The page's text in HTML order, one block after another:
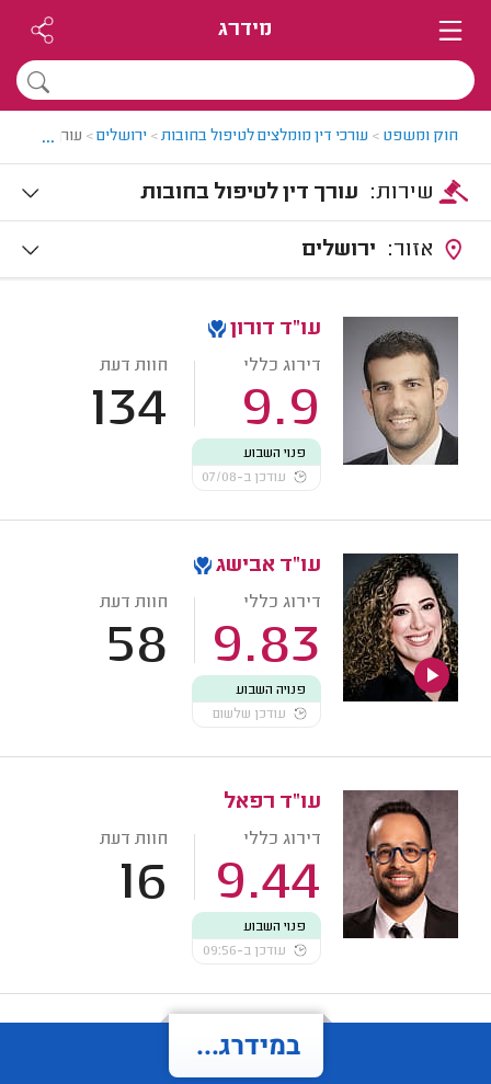
מידרג
חוק ומשפט > עורכי דין מומלצים לטיפול בחובות> ירושלים> עורך דין
...
עורך דין לטיפול בחובות
ירושלים
עו"ד דורון
דירוג כללי
9.9
חוות דעת
134
פנוי השבוע
עודכן ב-07/08
עו"ד אבישג
דירוג כללי
9.83
חוות דעת
58
פנויה השבוע
עודכן שלשום
עו"ד רפאל
דירוג כללי
9.44
חוות דעת
16
פנוי השבוע
עודכן ב-09:56
במידרג...